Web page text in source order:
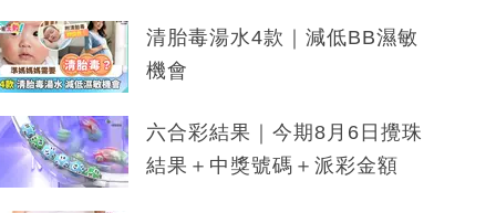
清胎毒湯水4款｜減低BB濕敏
機會
六合彩結果｜今期8月6日攪珠
結果＋中獎號碼＋派彩金額